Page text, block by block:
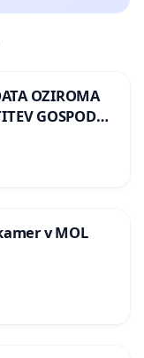
OZIROMA
GOSPODA
v MOL